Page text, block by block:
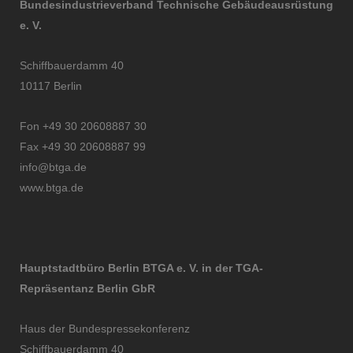
Bundesindustrieverband Technische Gebäudeausrüstung
e. V.
Schiffbauerdamm 40
10117 Berlin
Fon +49 30 20608887 30
Fax +49 30 20608887 99
info@btga.de
www.btga.de
Hauptstadtbüro Berlin BTGA e. V. in der TGA-
Repräsentanz Berlin GbR
Haus der Bundespressekonferenz
Schiffbauerdamm 40